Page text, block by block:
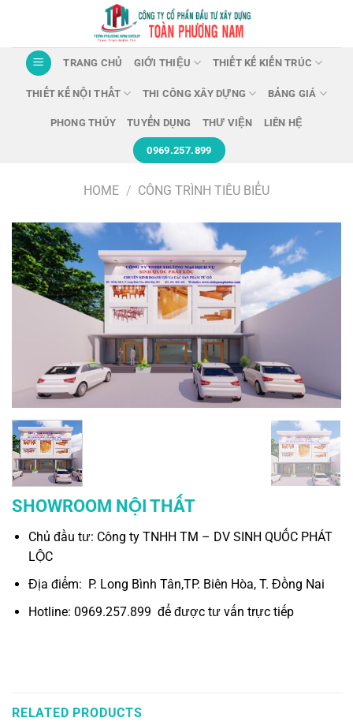
nội
dung
TRANG CHỦ GIỚI THIỆU THIẾT KẾ KIẾN TRÚC
THIẾT KẾ NỘI THẤT THI CÔNG XÂY DỰNG BẢNG GIÁ
PHONG THỦY TUYỂN DỤNG THƯ VIỆN LIÊN HỆ
0969.257.899
HOME / CÔNG TRÌNH TIÊU BIỂU
SHOWROOM NỘI THẤT
Chủ đầu tư: Công ty TNHH TM – DV SINH QUỐC PHÁT
LỘC
Địa điểm: P. Long Bình Tân,TP. Biên Hòa, T. Đồng Nai
Hotline: 0969.257.899 để được tư vấn trực tiếp
RELATED PRODUCTS